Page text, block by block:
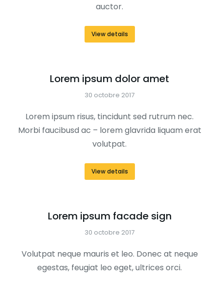
auctor.
View details
Lorem ipsum dolor amet
30 octobre 2017
Lorem ipsum risus, tincidunt sed rutrum nec.
Morbi faucibusd ac – lorem glavrida liquam erat
volutpat.
View details
Lorem ipsum facade sign
30 octobre 2017
Volutpat neque mauris et leo. Donec at neque
egestas, feugiat leo eget, ultrices orci.